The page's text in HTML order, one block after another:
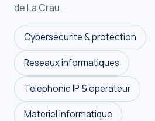
de La Crau.
Cybersecurite & protection
Reseaux informatiques
Telephonie IP & operateur
Materiel informatique